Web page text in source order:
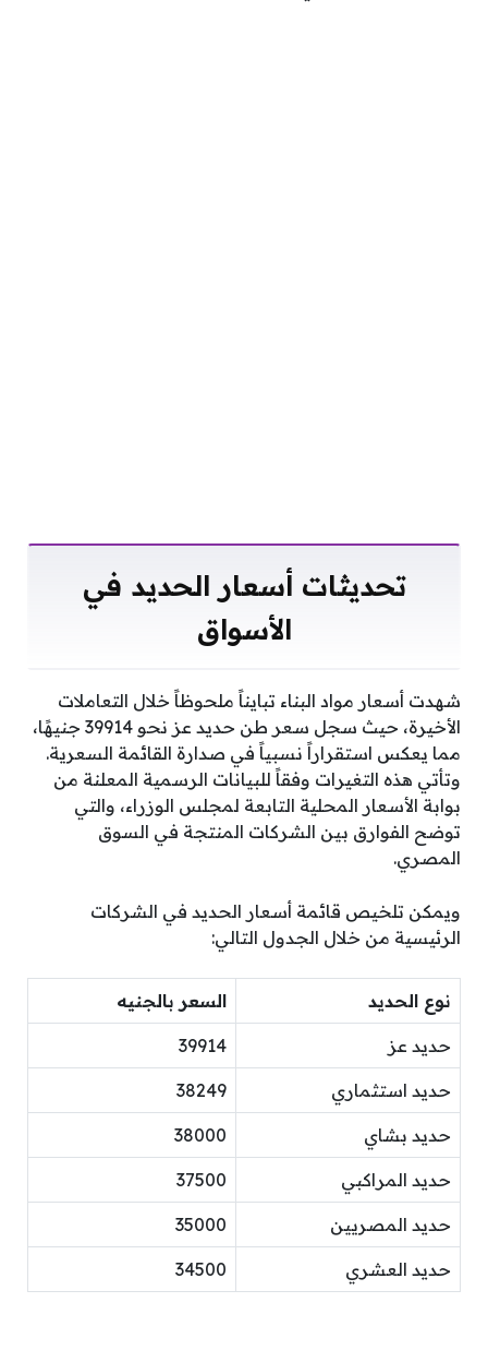
تحديثات أسعار الحديد في
الأسواق
شهدت أسعار مواد البناء تبايناً ملحوظاً خلال التعاملات
الأخيرة، حيث سجل سعر طن حديد عز نحو 39914 جنيهًا،
مما يعكس استقراراً نسبياً في صدارة القائمة السعرية.
وتأتي هذه التغيرات وفقاً للبيانات الرسمية المعلنة من
بوابة الأسعار المحلية التابعة لمجلس الوزراء، والتي
توضح الفوارق بين الشركات المنتجة في السوق
المصري.
ويمكن تلخيص قائمة أسعار الحديد في الشركات
الرئيسية من خلال الجدول التالي:
نوع الحديد السعر بالجنيه
حديد عز 39914
حديد استثماري 38249
حديد بشاي 38000
حديد المراكبي 37500
حديد المصريين 35000
حديد العشري 34500